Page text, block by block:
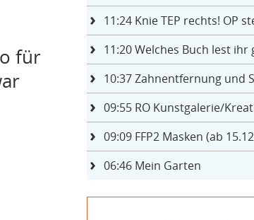
für
11:24Knie TEP rechts! OP
11:20Welches Buch lest ihr
10:37Zahnentfernung und
09:55RO Kunstgalerie/
09:09FFP2 Masken (ab
06:46Mein Garten